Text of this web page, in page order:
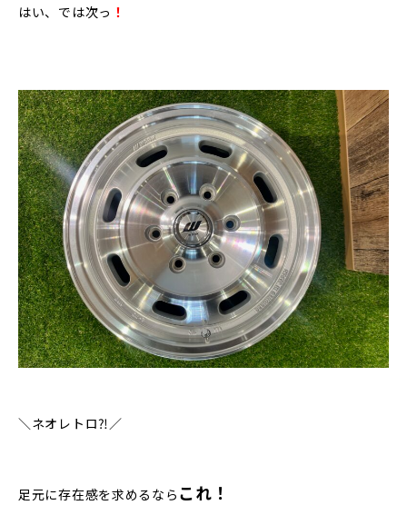
はい、では次っ ！
＼ネオレトロ⁈／
足元に存在感を求めるなら これ！